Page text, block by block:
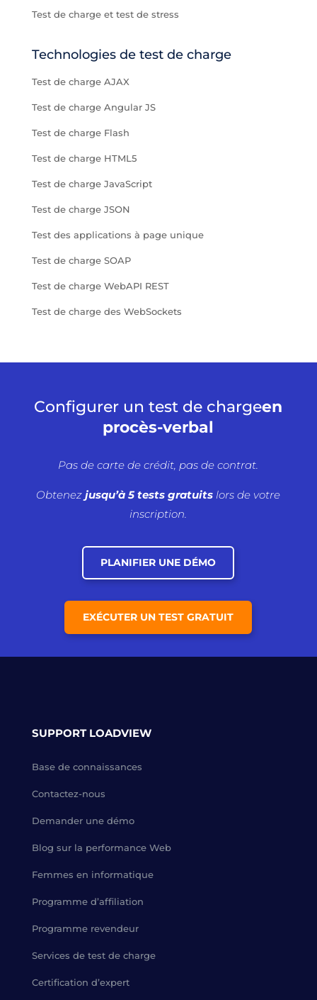
Test de charge et test de stress
Technologies de test de charge
Test de charge AJAX
Test de charge Angular JS
Test de charge Flash
Test de charge HTML5
Test de charge JavaScript
Test de charge JSON
Test des applications à page unique
Test de charge SOAP
Test de charge WebAPI REST
Test de charge des WebSockets
Configurer un test de chargeen
procès-verbal
Pas de carte de crédit, pas de contrat.
Obtenezjusqu’à 5 tests gratuits lors de votre
inscription.
PLANIFIER UNE DÉMO
EXÉCUTER UN TEST GRATUIT
SUPPORT LOADVIEW
Base de connaissances
Contactez-nous
Demander une démo
Blog sur la performance Web
Femmes en informatique
Programme d’affiliation
Programme revendeur
Services de test de charge
Certification d’expert